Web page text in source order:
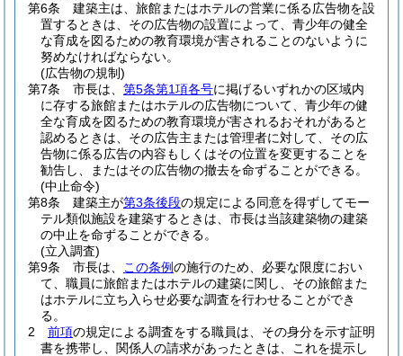
第6条
建築主は、旅館またはホテルの営業に係る広告物を設
置するときは、その広告物の設置によって、青少年の健全
な育成を図るための教育環境が害されることのないように
努めなければならない。
(広告物の規制)
第7条
市長は、 第5条第1項各号に掲げるいずれかの区域内
に存する旅館またはホテルの広告物について、青少年の健
全な育成を図るための教育環境が害されるおそれがあると
認めるときは、その広告主または管理者に対して、その広
告物に係る広告の内容もしくはその位置を変更することを
勧告し、またはその広告物の撤去を命ずることができる。
(中止命令)
第8条
建築主が第3条後段の規定による同意を得ずしてモー
テル類似施設を建築するときは、市長は当該建築物の建築
の中止を命ずることができる。
(立入調査)
第9条
市長は、 この条例の施行のため、必要な限度におい
て、職員に旅館またはホテルの建築に関し、その旅館また
はホテルに立ち入らせ必要な調査を行わせることができ
る。
2
前項の規定による調査をする職員は、その身分を示す証明
書を携帯し、関係人の請求があったときは、これを提示し